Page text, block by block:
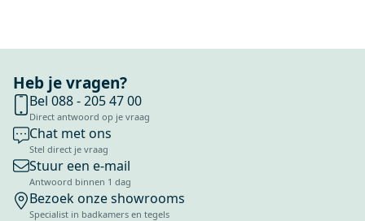
Heb je vragen?
Bel 088 - 205 47 00
Direct antwoord op je vraag
Chat met ons
Stel direct je vraag
Stuur een e-mail
Antwoord binnen 1 dag
Bezoek onze showrooms
Specialist in badkamers en tegels